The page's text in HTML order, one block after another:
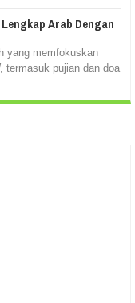
Arab Dengan
yang memfokuskan
termasuk pujian dan doa